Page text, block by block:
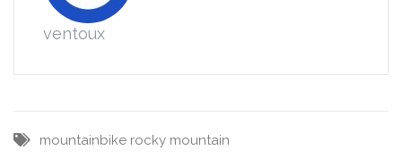
ventoux
mountainbike rocky mountain